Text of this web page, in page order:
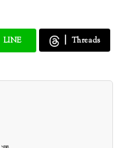
LINE Threads